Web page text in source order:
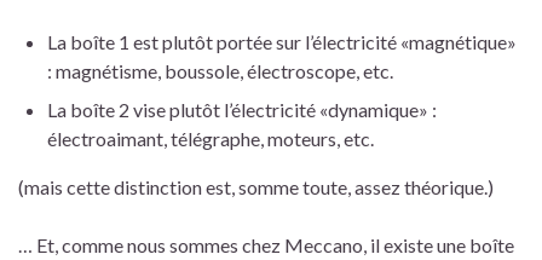
La boîte 1 est plutôt portée sur l’électricité «magnétique»
: magnétisme, boussole, électroscope, etc.
La boîte 2 vise plutôt l’électricité «dynamique» :
électroaimant, télégraphe, moteurs, etc.
(mais cette distinction est, somme toute, assez théorique.)
… Et, comme nous sommes chez Meccano, il existe une boîte